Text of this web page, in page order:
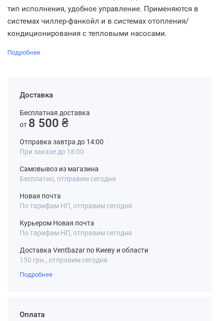
тип исполнения, удобное управление. Применяются в
системах чиллер-фанкойл и в системах отопления/
кондиционирования с тепловыми насосами.
Подробнее
Доставка
Бесплатная доставка
от 8 500 ₴
Отправка завтра до 14:00
При заказе до 18:00
Самовывоз из магазина
Бесплатно, отправим сегодня
Новая почта
По тарифам НП, отправим сегодня
Курьером Новая почта
По тарифам НП, отправим сегодня
Доставка Ventbazar по Киеву и области
150 грн., отправим сегодня
Подробнее
Оплата